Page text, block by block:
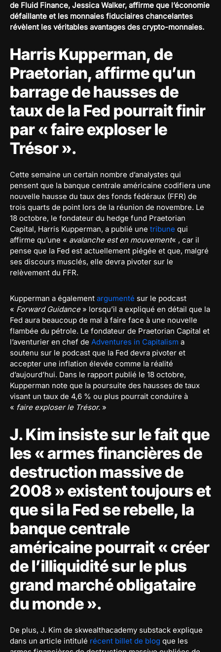
de Fluid Finance, Jessica Walker, affirme que l’économie
défaillante et les monnaies fiduciaires chancelantes
révèlent les véritables avantages des crypto-monnaies.
Harris Kupperman, de
Praetorian, affirme qu’un
barrage de hausses de
taux de la Fed pourrait finir
par « faire exploser le
Trésor ».
Cette semaine un certain nombre d’analystes qui
pensent que la banque centrale américaine codifiera une
nouvelle hausse du taux des fonds fédéraux (FFR) de
trois quarts de point lors de la réunion de novembre. Le
18 octobre, le fondateur du hedge fund Praetorian
Capital, Harris Kupperman, a publié une tribune qui
affirme qu’une « avalanche est en mouvement« , car il
pense que la Fed est actuellement piégée et que, malgré
ses discours musclés, elle devra pivoter sur le
relèvement du FFR.
Kupperman a également argumenté sur le podcast
« Forward Guidance» lorsqu’il a expliqué en détail que la
Fed aura beaucoup de mal à faire face à une nouvelle
flambée du pétrole. Le fondateur de Praetorian Capital et
l’aventurier en chef de Adventures in Capitalism a
soutenu sur le podcast que la Fed devra pivoter et
accepter une inflation élevée comme la réalité
d’aujourd’hui. Dans le rapport publié le 18 octobre,
Kupperman note que la poursuite des hausses de taux
visant un taux de 4,6 % ou plus pourrait conduire à
« faire exploser le Trésor. »
J. Kim insiste sur le fait que
les « armes financières de
destruction massive de
2008 » existent toujours et
que si la Fed se rebelle, la
banque centrale
américaine pourrait « créer
de l’illiquidité sur le plus
grand marché obligataire
du monde ».
De plus, J. Kim de skwealthacademy substack explique
dans un article intitulé récent billet de blog que les